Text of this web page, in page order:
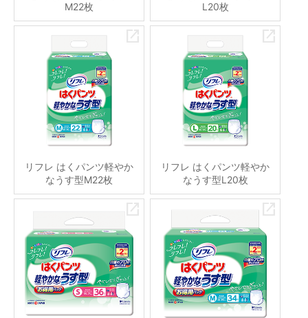
M22枚
L20枚
リフレ はくパンツ軽やか
なうす型M22枚
リフレ はくパンツ軽やか
なうす型L20枚